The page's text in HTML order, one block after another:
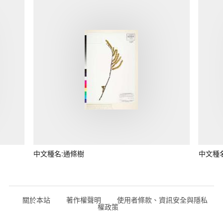
中文種名:通條樹 中文種
關於本站 著作權聲明 使用者條款、資訊安全與隱私
權政策